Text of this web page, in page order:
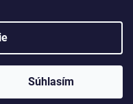
Súhlasím